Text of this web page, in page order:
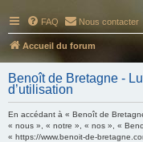
FAQ Nous contacter
Accueil du forum
Benoît de Bretagne -
d’utilisation
En accédant à « Benoît de
« nous », « notre », « nos », «
« https://www.benoit-de-